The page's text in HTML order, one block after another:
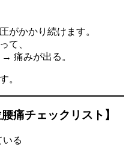
がかかり続けます。
て、
痛みが出る。
。
痛チェックリスト】
いる